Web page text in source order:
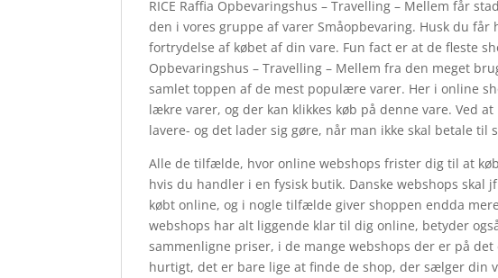
RICE Raffia Opbevaringshus – Travelling – Mellem får
den i vores gruppe af varer Småopbevaring. Husk du
fortrydelse af købet af din vare. Fun fact er at de fleste
Opbevaringshus – Travelling – Mellem fra den meget
samlet toppen af de mest populære varer. Her i online
lækre varer, og der kan klikkes køb på denne vare. Ved
lavere- og det lader sig gøre, når man ikke skal betale til
Alle de tilfælde, hvor online webshops frister dig til at
hvis du handler i en fysisk butik. Danske webshops
købt online, og i nogle tilfælde giver shoppen endda
webshops har alt liggende klar til dig online, betyder
sammenligne priser, i de mange webshops der er på
hurtigt, det er bare lige at finde de shop, der sælger din